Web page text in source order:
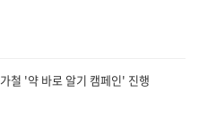
철 '약 바로 알기 캠페인' 진행